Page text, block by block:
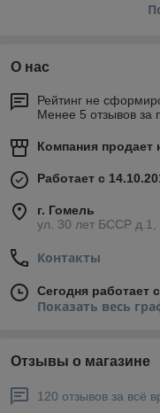
‘04
DF9.9/15 – ‘04-’10
DF9.9/15 – ‘11 ~
DF25A/30A
DF25 V-TWIN
DF60/70
DF40A/50A/60A
DF90/115/140
DF200A/200AP
DF200/225/250
О нас
Рейтинг не
Менее 5 отзывов за
Компания продает
Работает с
г. Гомель
ул. 30 лет БССР д.1,
Контакты
Сегодня работает
Показать весь
Отзывы о магазине
120 отзывов за всё